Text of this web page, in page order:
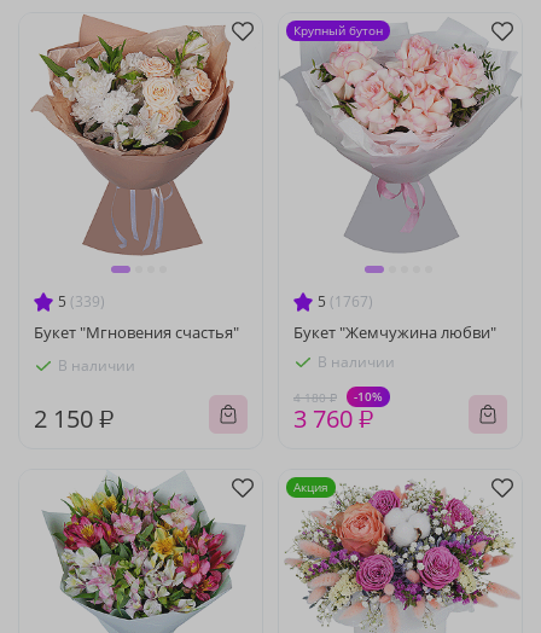
5 (339)
Букет "Мгновения счастья"
В наличии
2 150 ₽
5 (1767)
Букет "Жемчужина любви"
В наличии
4 180 ₽ -10%
3 760 ₽
Крупный бутон
Акция